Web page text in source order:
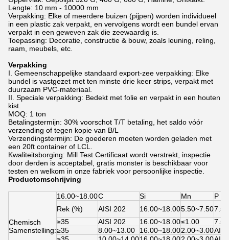
Lengte: 10 mm - 10000 mm
Verpakking: Elke of meerdere buizen (pijpen) worden individueel
in een plastic zak verpakt, en vervolgens wordt een bundel ervan
verpakt in een geweven zak die zeewaardig is.
Toepassing: Decoratie, constructie & bouw, zoals leuning, reling,
raam, meubels, etc.
Verpakking
I. Gemeenschappelijke standaard export-zee verpakking: Elke
bundel is vastgezet met ten minste drie keer strips, verpakt met
duurzaam PVC-materiaal.
II. Speciale verpakking: Bedekt met folie en verpakt in een houten
kist.
MOQ: 1 ton
Betalingstermijn: 30% voorschot T/T betaling, het saldo vóór
verzending of tegen kopie van B/L
Verzendingstermijn: De goederen moeten worden geladen met
een 20ft container of LCL.
Kwaliteitsborging: Mill Test Certificaat wordt verstrekt, inspectie
door derden is acceptabel, gratis monster is beschikbaar voor
testen en welkom in onze fabriek voor persoonlijke inspectie.
Productomschrijving
Chemisch
Samenstelling:
16.00~18.00C Si Mn
P
Rek (%)
AISI 202 16.00~18.005.50~7.50
≥35
AISI 202 16.00~18.00≤1.00
≥35
8.00~13.00 16.00~18.002.00~3.00